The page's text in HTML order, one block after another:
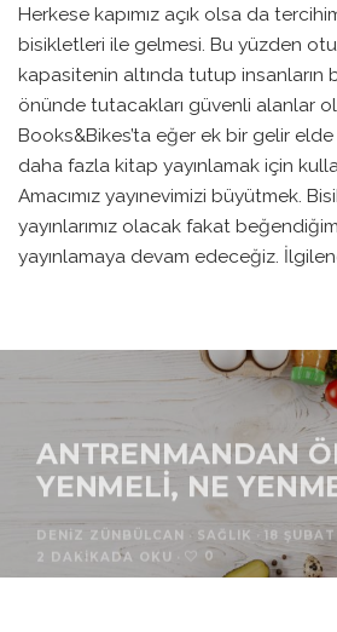
Herkese kapımız açık olsa da
bisikletleri ile gelmesi. Bu yüzden
kapasitenin altında tutup insanların
önünde tutacakları güvenli alanlar
Books&Bikes’ta eğer ek bir gelir
daha fazla kitap yayınlamak için
Amacımız yayınevimizi büyütmek.
yayınlarımız olacak fakat
yayınlamaya devam edeceğiz.
ANTRENMANDAN
YENMELI, NE
DENIZ ZÜNBÜLCAN 18
2 DAKIKADA OKU
0